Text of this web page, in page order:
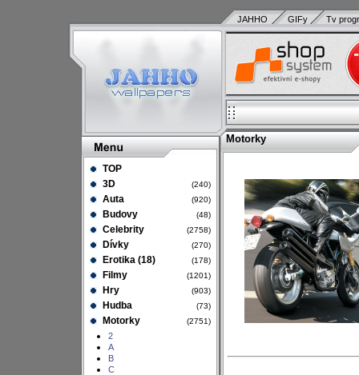
TOP
3D
(240)
Auta (920)
Budovy (48)
Celebrity (2758)
Dívky (270)
Erotika (18) (178)
Filmy (1201)
Hry (903)
Hudba (73)
Motorky (2751)
2
A
B
C
JAHHO GIFy Tv
Motorky